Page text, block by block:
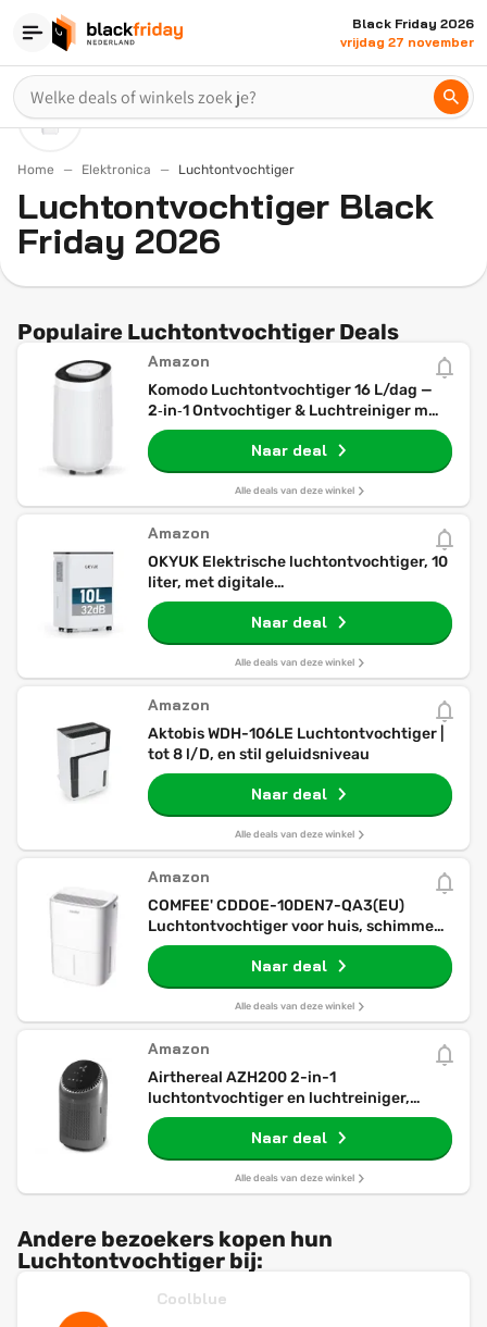
Black Friday 2026
vrijdag 27 november
Home Elektronica Luchtontvochtiger
Luchtontvochtiger Black
Friday 2026
Populaire Luchtontvochtiger Deals
Amazon
Komodo Luchtontvochtiger 16 L/dag —
2‑in‑1 Ontvochtiger & Luchtreiniger met
Timer, LED‑Display, 7 Standen &
Afvoer‑slang — Fluisterstil voor
Slaapkamer, Badkamer, Huis & Kelder
Naar deal
Alle deals van deze winkel
Amazon
OKYUK Elektrische luchtontvochtiger, 10
liter, met digitale
luchtvochtigheidsweergave,
luchtontvochtiger voor thuis, 30 m², met
automatische uitschakeling, ideaal voor
camper, badkamer, kelder (10 l
Naar deal
Alle deals van deze winkel
Amazon
Aktobis WDH-106LE Luchtontvochtiger |
tot 8 l/D, en stil geluidsniveau
Naar deal
Alle deals van deze winkel
Amazon
COMFEE' CDDOE-10DEN7-QA3(EU)
Luchtontvochtiger voor huis, schimmel,
10 l/24 uur, geschikt tot 16 m², jerrycan
van 2,5 l, geluidsarm, draaibare wielen,
droogmodus, dubbele drainage, timer
Naar deal
Alle deals van deze winkel
Amazon
Airthereal AZH200 2-in-1
luchtontvochtiger en luchtreiniger,
combi-apparaat, mini-luchtontvochtiger
met HEPA-filter, 1000 ml, voor ruimtes
tot 25 m², automatische uitschakeling,
stil voor slaapkamer
Naar deal
Alle deals van deze winkel
Andere bezoekers kopen hun
Luchtontvochtiger bij:
Coolblue